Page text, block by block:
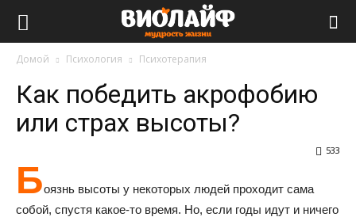
Домой Психология Психотерапия
Как победить акрофобию
или страх высоты?
533
Боязнь высоты у некоторых людей проходит сама
собой, спустя какое-то время. Но, если годы идут и ничего